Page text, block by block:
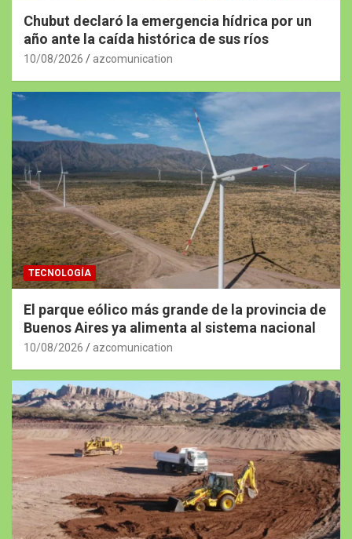
Chubut declaró la emergencia hídrica por un
año ante la caída histórica de sus ríos
10/08/2026 azcomunication
TECNOLOGÍA
El parque eólico más grande de la provincia de
Buenos Aires ya alimenta al sistema nacional
10/08/2026 azcomunication